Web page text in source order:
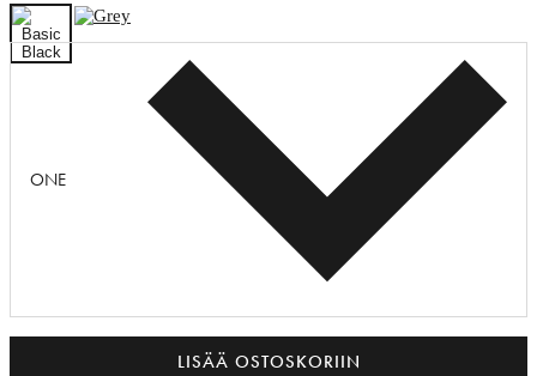
ONE
LISÄÄ OSTOSKORIIN